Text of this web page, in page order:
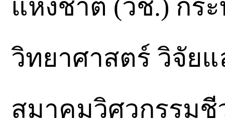
แห่งชาติ (วช.) กร
วิทยาศาสตร์ วิจัย
สมาคมวิศวกรรมชี